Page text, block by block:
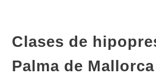
Clases de
Palma de Mallorca